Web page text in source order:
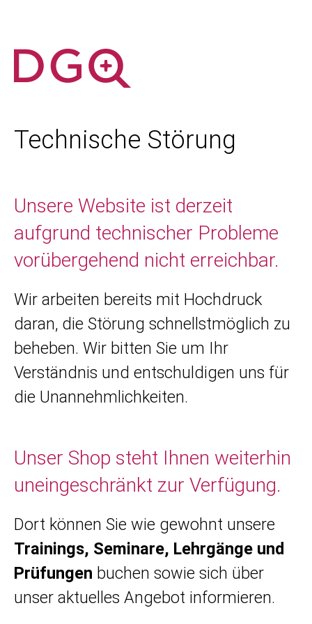
Technische Störung
Unsere Website ist derzeit
aufgrund technischer Probleme
vorübergehend nicht erreichbar.
Wir arbeiten bereits mit Hochdruck
daran, die Störung schnellstmöglich zu
beheben. Wir bitten Sie um Ihr
Verständnis und entschuldigen uns für
die Unannehmlichkeiten.
Unser Shop steht Ihnen weiterhin
uneingeschränkt zur Verfügung.
Dort können Sie wie gewohnt unsere
Trainings, Seminare, Lehrgänge und
Prüfungen buchen sowie sich über
unser aktuelles Angebot informieren.